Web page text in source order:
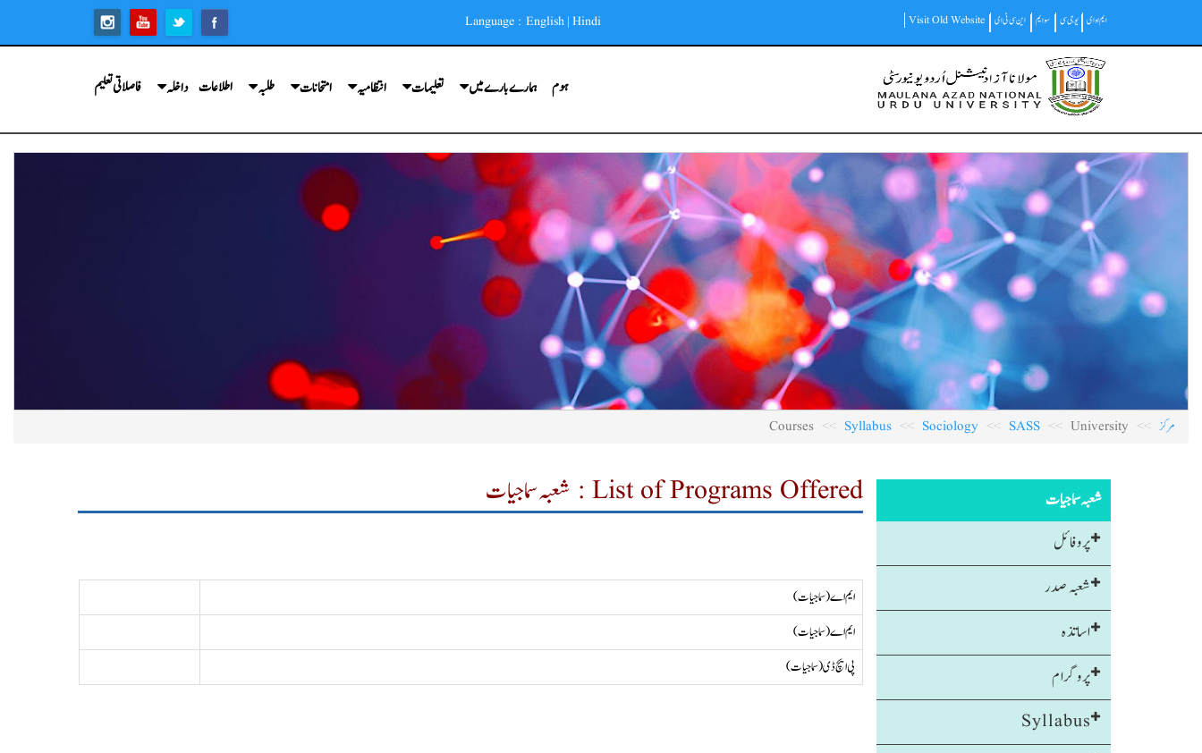
main
ایم او ای یو جی سی سوایم این سی ٹی ای Visit Old Website
Language : English | Hindi
Main
navigation
ہوم ہمارے بارے میں تعلیمات انتظامیہ امتحانات طلبہ اطلاعات داخلہ فاصلاتی تعلیم
مرکز SASS
Sociology
Syllabus
شعبہ سماجیات
پروفائل
شعبہ صدر
اساتذہ
پروگرام
Syllabus
List of Programs Offered : شعبہ سماجیات
ایم اے (سماجیات)
ایم اے (سماجیات)
پی ایچ ڈی (سماجیات)